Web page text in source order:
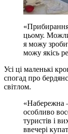
цьому.
я можу
можу якісь
Усі ці маленькі
спогад про
світлом.
«Набережна
особливо
туристів і
ввечері